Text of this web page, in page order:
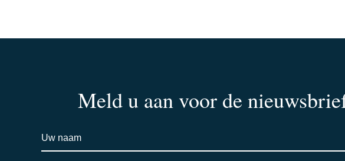
Meld u aan voor de